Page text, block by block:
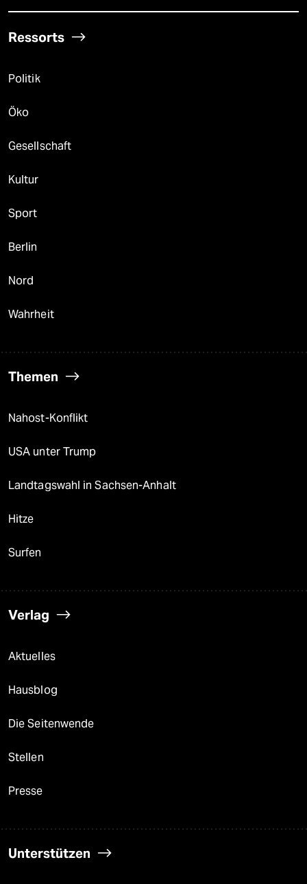
Ressorts
Politik
Öko
Gesellschaft
Kultur
Sport
Berlin
Nord
Wahrheit
Themen
Nahost-Konflikt
USA unter Trump
Landtagswahl in Sachsen-Anhalt
Hitze
Surfen
Verlag
Aktuelles
Hausblog
Die Seitenwende
Stellen
Presse
Unterstützen